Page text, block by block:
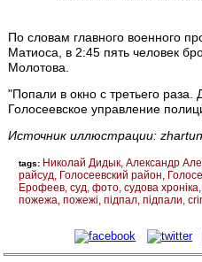
По словам главного военного
Матиоса, в 2:45 пять человек
Молотова.
"Попали в окно с третьего
Голосеевское управление
Источник иллюстрации:
tags: Николай Дидык Александр
райсуд Голосеевский район
Ерофеев суд фото судова хроніка
пожежа пожежі підпал підпали